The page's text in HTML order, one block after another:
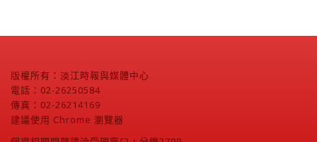
版權所有：淡江時報與媒體中心
電話：02-26250584
傳真：02-26214169
建議使用 Chrome 瀏覽器